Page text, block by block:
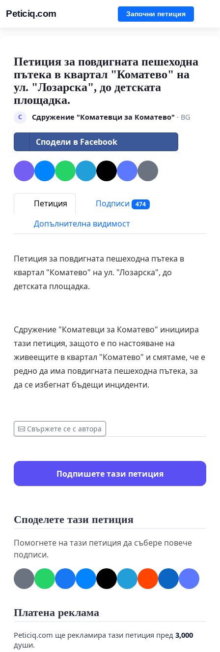
Peticiq.com Започни петиция
Петиция за повдигната пешеходна
пътека в квартал "Коматево" на
ул. "Лозарска", до детската
площадка.
С Сдружение "Коматевци за Коматево" · BG
Сподели в Facebook
Петиция Подписи 474
Допълнителна видимост
Петиция за повдигната пешеходна пътека в
квартал "Коматево" на ул. "Лозарска", до
детската площадка.
Сдружение "Коматевци за Коматево" инициира
тази петиция, защото е по настояване на
живеещите в квартал "Коматево" и смятаме, че е
редно да има повдигната пешеходна пътека, за
да се избегнат бъдещи инциденти.
Свържете се с автора
Подпишете тази петиция
Споделете тази петиция
Помогнете на тази петиция да събере повече
подписи.
Платена реклама
Peticiq.com ще рекламира тази петиция пред 3,000
души.